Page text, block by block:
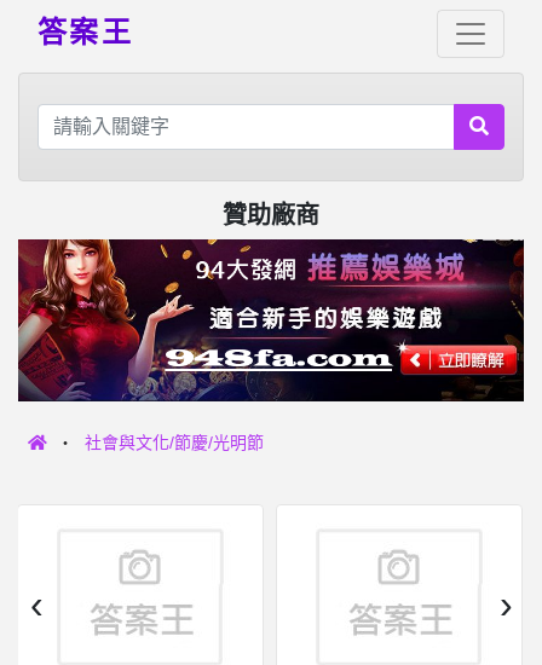
答案王
贊助廠商
社會與文化/節慶/光明節
‹ ›